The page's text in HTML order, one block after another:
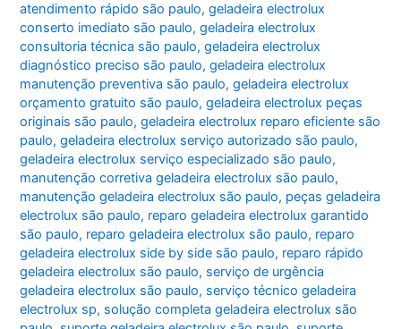
atendimento rápido são paulo,geladeira electrolux
conserto imediato são paulo,geladeira electrolux
consultoria técnica são paulo,geladeira electrolux
diagnóstico preciso são paulo,geladeira electrolux
manutenção preventiva são paulo,geladeira electrolux
orçamento gratuito são paulo,geladeira electrolux peças
originais são paulo,geladeira electrolux reparo eficiente são
paulo,geladeira electrolux serviço autorizado são paulo,
geladeira electrolux serviço especializado são paulo,
manutenção corretiva geladeira electrolux são paulo,
manutenção geladeira electrolux são paulo, peças geladeira
electrolux são paulo, reparo geladeira electrolux garantido
são paulo, reparo geladeira electrolux são paulo, reparo
geladeira electrolux side by side são paulo, reparo rápido
geladeira electrolux são paulo, serviço de urgência
geladeira electrolux são paulo, serviço técnico geladeira
electrolux sp, solução completa geladeira electrolux são